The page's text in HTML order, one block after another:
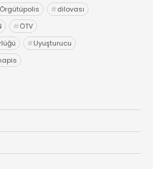
#dilovası
#ÖTV
#Uyuşturucu